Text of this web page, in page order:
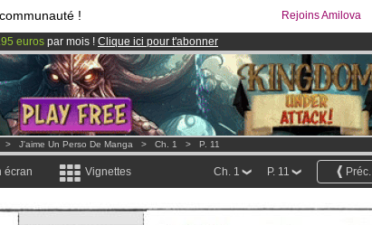
! Rejoins Amilova
euros par mois ! Clique ici pour t'abonner
Mangas!
lancé
> J'aime Un Perso De Manga > Ch. 1 > P. 11
écran Vignettes Préc.
P. 11
Ch. 1